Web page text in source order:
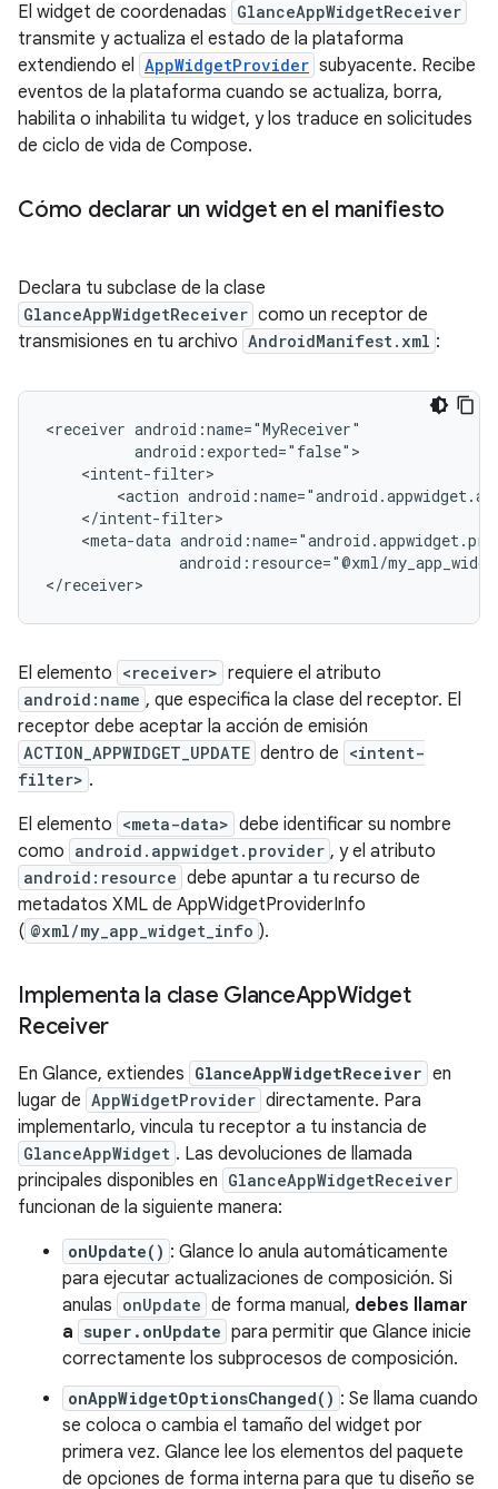
El widget de coordenadas GlanceAppWidgetReceiver
transmite y actualiza el estado de la plataforma
extendiendo el AppWidgetProvider subyacente. Recibe
eventos de la plataforma cuando se actualiza, borra,
habilita o inhabilita tu widget, y los traduce en solicitudes
de ciclo de vida de Compose.
Cómo declarar un widget en el manifiesto
Declara tu subclase de la clase
GlanceAppWidgetReceiver como un receptor de
transmisiones en tu archivo AndroidManifest.xml :
<receiver
<action
<meta-data
android:resource="@xml/
El elemento <receiver> requiere el atributo
android:name , que especifica la clase del receptor. El
receptor debe aceptar la acción de emisión
ACTION_APPWIDGET_UPDATE dentro de <intent-
filter> .
El elemento <meta-data> debe identificar su nombre
como android.appwidget.provider , y el atributo
android:resource debe apuntar a tu recurso de
metadatos XML de AppWidgetProviderInfo
( @xml/my_app_widget_info ).
Implementa la clase GlanceAppWidget
Receiver
En Glance, extiendes GlanceAppWidgetReceiver en
lugar de AppWidgetProvider directamente. Para
implementarlo, vincula tu receptor a tu instancia de
GlanceAppWidget . Las devoluciones de llamada
principales disponibles en GlanceAppWidgetReceiver
funcionan de la siguiente manera:
onUpdate() : Glance lo anula automáticamente
para ejecutar actualizaciones de composición. Si
anulas onUpdate de forma manual, debes llamar
a super.onUpdate para permitir que Glance inicie
correctamente los subprocesos de composición.
onAppWidgetOptionsChanged() : Se llama cuando
se coloca o cambia el tamaño del widget por
primera vez. Glance lee los elementos del paquete
de opciones de forma interna para que tu diseño se